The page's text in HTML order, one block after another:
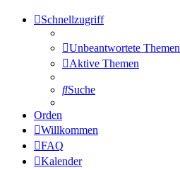
Schnellzugriff
Unbeantwortete Themen
Aktive Themen
Suche
Orden
Willkommen
FAQ
Kalender